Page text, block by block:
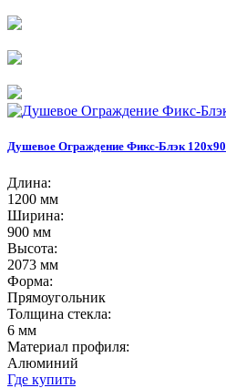
Душевое Ограждение Фикс-Блэк 120х90
Длина:
1200 мм
Ширина:
900 мм
Высота:
2073 мм
Форма:
Прямоугольник
Толщина стекла:
6 мм
Материал профиля:
Алюминий
Где купить